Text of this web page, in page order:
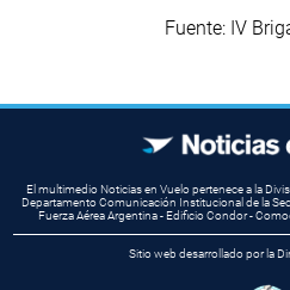
Fuente: IV
El multimedio Noticias en Vuelo pertenece a la
Departamento Comunicación Institucional de la
Fuerza Aérea Argentina - Edificio Condor -
Sitio web desarrollado por la